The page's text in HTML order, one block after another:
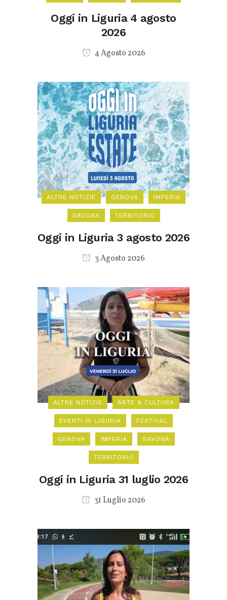
Oggi in Liguria 4 agosto
2026
4 Agosto 2026
ALTRE NOTIZIE GENOVA IMPERIA
SAVONA TERRITORIO
Oggi in Liguria 3 agosto 2026
3 Agosto 2026
ALTRE NOTIZIE ARTE & CULTURA
EVENTI IN LIGURIA FESTIVAL
GENOVA IMPERIA SAVONA
TERRITORIO
Oggi in Liguria 31 luglio 2026
31 Luglio 2026